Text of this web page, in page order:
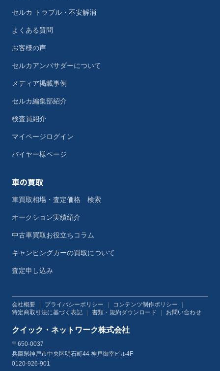
セルカ トラブル・不安解消
よくある質問
お客様の声
セルカアンバサダーについて
メディア掲載事例
セルカ編集部紹介
検査員紹介
マイページログイン
バイヤー様ページ
車の買取
車買取相場・査定価格 検索
オークション実績紹介
中古車買取お役立ちコラム
キャンピングカーの買取について
査定申し込み
会社概要 プライバシーポリシー コンテンツ制作ポリシー
特定商取引法に基づく表記
書類・規約ダウンロード お問い合わせ
クイック・ネットワーク株式会社
〒650-0037
兵庫県神戸市中央区明石町44 神戸御幸ビル4F
0120-926-901